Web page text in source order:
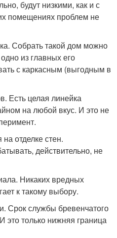
будут низкими, как и с
помещениях проблем не
Собрать такой дом можно
из главных его
с каркасным (выгодным в
Есть целая линейка
на любой вкус. И это не
отделке стен.
действительно, не
Никаких вредных
к такому выбору.
Срок службы бревенчатого
только нижняя граница